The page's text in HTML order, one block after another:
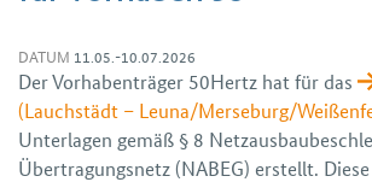
DATUM 11.05.-10.07.2026
Der Vorhaben­träger 50Hertz hat für das
(Lauchstädt – Leuna/​Merseburg/​
Unterlagen gemäß § 8
Übertragungs­netz (NABEG) erstellt.